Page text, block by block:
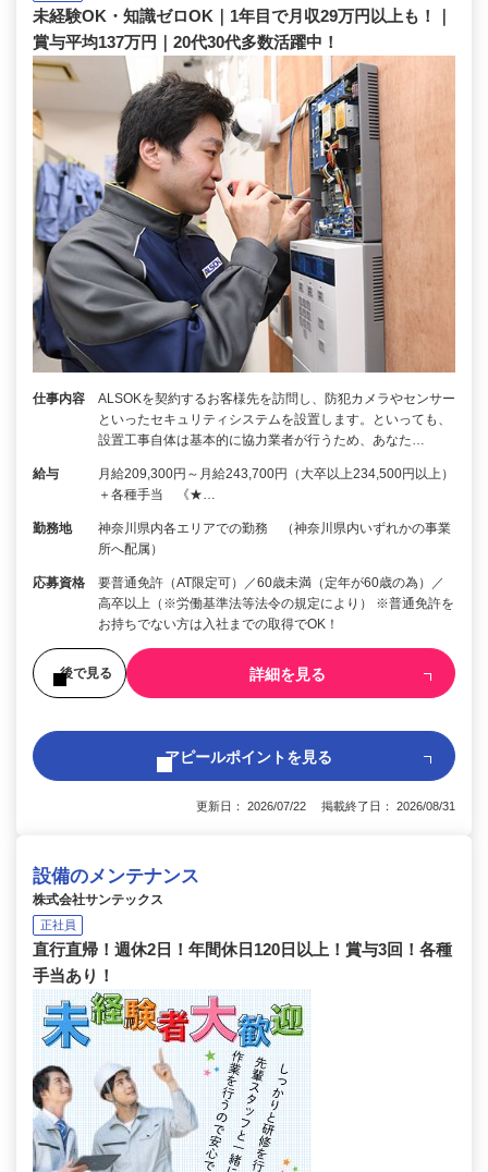
未経験OK・知識ゼロOK｜1年目で月収29万円以上も！｜
賞与平均137万円｜20代30代多数活躍中！
仕事内容
ALSOKを契約するお客様先を訪問し、防犯カメラやセンサー
といったセキュリティシステムを設置します。といっても、
設置工事自体は基本的に協力業者が行うため、あなた…
給与
月給209,300円～月給243,700円（大卒以上234,500円以上）
＋各種手当 《★…
勤務地
神奈川県内各エリアでの勤務 （神奈川県内いずれかの事業
所へ配属）
応募資格
要普通免許（AT限定可）／60歳未満（定年が60歳の為）／
高卒以上（※労働基準法等法令の規定により） ※普通免許を
お持ちでない方は入社までの取得でOK！
後で見る 詳細を見る
アピールポイントを見る
更新日： 2026/07/22 掲載終了日： 2026/08/31
設備のメンテナンス
株式会社サンテックス
正社員
直行直帰！週休2日！年間休日120日以上！賞与3回！各種
手当あり！